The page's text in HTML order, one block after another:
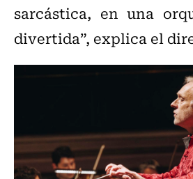
sarcástica, en una
divertida”, explica el